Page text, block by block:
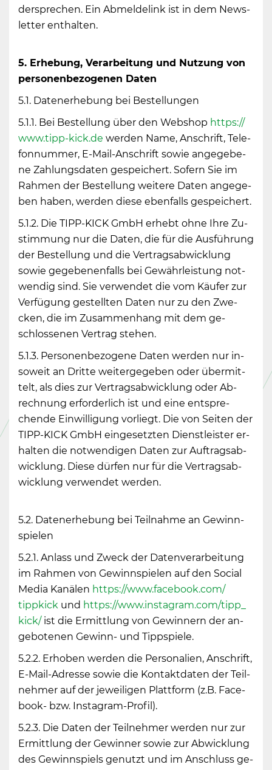
der­spre­chen. Ein Ab­mel­de­link ist in dem News­
let­ter ent­hal­ten.
5. Er­he­bung, Ver­ar­bei­tung und Nut­zung von
per­so­nen­be­zo­ge­nen Daten
5.1. Da­ten­er­he­bung bei Be­stel­lun­gen
5.1.1. Bei Be­stel­lung über den Web­shop https://​
www.​tipp-​kick.​de wer­den Name, An­schrift, Te­le­
fon­num­mer, E-Mail-An­schrift sowie an­ge­ge­be­
ne Zah­lungs­da­ten ge­spei­chert. So­fern Sie im
Rah­men der Be­stel­lung wei­te­re Daten an­ge­ge­
ben haben, wer­den diese eben­falls ge­spei­chert.
5.1.2. Die TIPP-KICK GmbH er­hebt ohne Ihre Zu­
stim­mung nur die Daten, die für die Aus­füh­rung
der Be­stel­lung und die Ver­trags­ab­wick­lung
sowie ge­ge­be­nen­falls bei Ge­währ­leis­tung not­
wen­dig sind. Sie ver­wen­det die vom Käu­fer zur
Ver­fü­gung ge­stell­ten Daten nur zu den Zwe­
cken, die im Zu­sam­men­hang mit dem ge­
schlos­se­nen Ver­trag ste­hen.
5.1.3. Per­so­nen­be­zo­ge­ne Daten wer­den nur in­
so­weit an Drit­te wei­ter­ge­ge­ben oder über­mit­
telt, als dies zur Ver­trags­ab­wick­lung oder Ab­
rech­nung er­for­der­lich ist und eine ent­spre­
chen­de Ein­wil­li­gung vor­liegt. Die von Sei­ten der
TIPP-KICK GmbH ein­ge­setz­ten Dienst­leis­ter er­
hal­ten die not­wen­di­gen Daten zur Auf­trags­ab­
wick­lung. Diese dür­fen nur für die Ver­trags­ab­
wick­lung ver­wen­det wer­den.
5.2. Da­ten­er­he­bung bei Teil­nah­me an Ge­winn­
spie­len
5.2.1. An­lass und Zweck der Da­ten­ver­ar­bei­tung
im Rah­men von Ge­winn­spie­len auf den So­ci­al
Media Ka­nä­len https://​www.​facebook.​com/​
tippkick und https://​www.​instagram.​com/​tipp_​
kick/ist die Er­mitt­lung von Ge­win­nern der an­
ge­bo­te­nen Ge­winn- und Tipp­spie­le.
5.2.2. Er­ho­ben wer­den die Per­so­na­li­en, An­schrift,
E-Mail-Adres­se sowie die Kon­takt­da­ten der Teil­
neh­mer auf der je­wei­li­gen Platt­form (z.B. Face­
book- bzw. Ins­ta­gram-Pro­fil).
5.2.3. Die Daten der Teil­neh­mer wer­den nur zur
Er­mitt­lung der Ge­win­ner sowie zur Ab­wick­lung
des Ge­winn­spiels ge­nutzt und im An­schluss ge­